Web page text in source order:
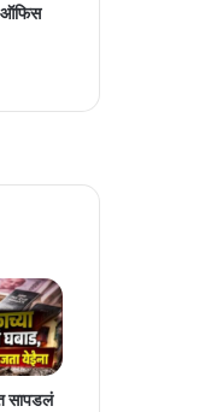
ऑफिस
सापडलं